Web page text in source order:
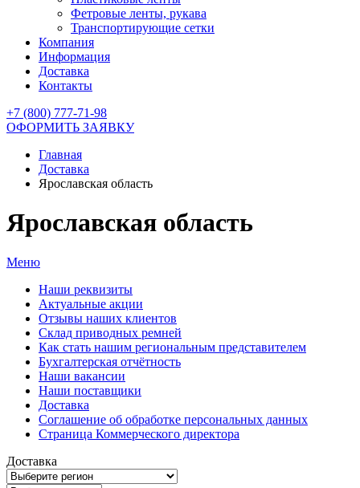
Фетровые ленты, рукава
Транспортирующие сетки
Компания
Информация
Доставка
Контакты
+7 (800) 777-71-98
ОФОРМИТЬ ЗАЯВКУ
Главная
Доставка
Ярославская область
Ярославская область
Меню
Наши реквизиты
Актуальные акции
Отзывы наших клиентов
Склад приводных ремней
Как стать нашим региональным представителем
Бухгалтерская отчётность
Наши вакансии
Наши поставщики
Доставка
Соглашение об обработке персональных данных
Страница Коммерческого директора
Доставка